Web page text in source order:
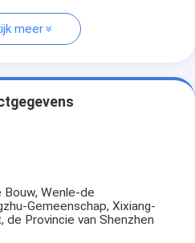
meer
Wenle-de
Gemeenschap, Xixiang-
Provincie van Shenzhen